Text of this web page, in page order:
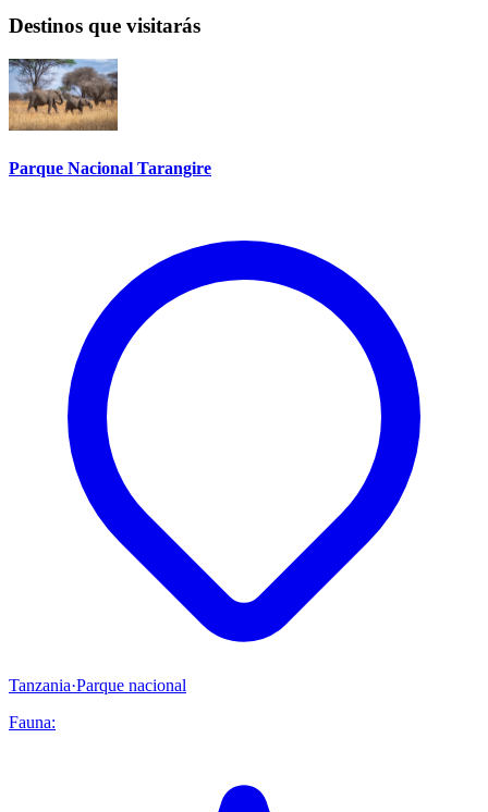
Destinos que visitarás
Parque Nacional Tarangire
Tanzania·Parque nacional
Fauna: